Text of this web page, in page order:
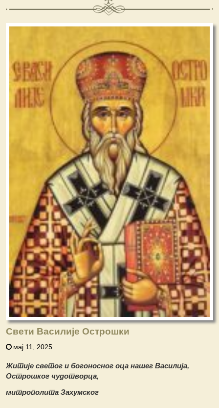
Свети Василије Острошки
мај 11, 2025
Житије светог и богоносног оца нашег Василија,
Острошког чудотворца,
митрополита Захумског